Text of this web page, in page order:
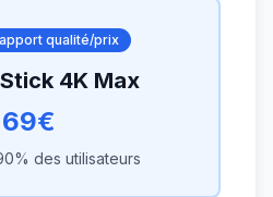
qualité/prix
4K Max
69€
des utilisateurs